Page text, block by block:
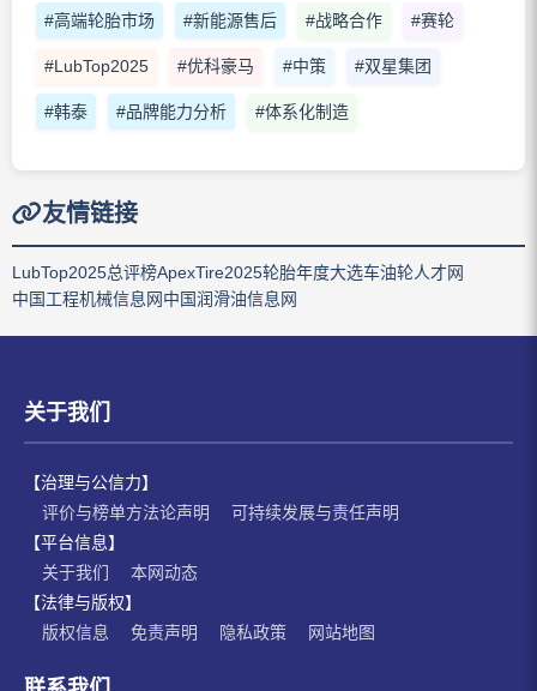
#高端轮胎市场 #新能源售后 #战略合作 #赛轮
#LubTop2025 #优科豪马 #中策 #双星集团
#韩泰 #品牌能力分析 #体系化制造
友情链接
LubTop2025总评榜ApexTire2025轮胎年度大选车油轮人才网
中国工程机械信息网中国润滑油信息网
关于我们
【治理与公信力】
评价与榜单方法论声明
可持续发展与责任声明
【平台信息】
关于我们
本网动态
【法律与版权】
版权信息
免责声明 隐私政策 网站地图